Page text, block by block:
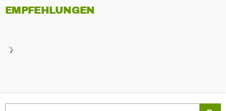
EMPFEHLUNGEN